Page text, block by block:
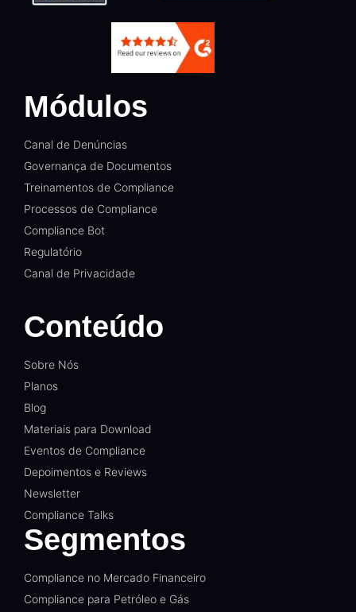
Módulos
Canal de Denúncias
Governança de Documentos
Treinamentos de Compliance
Processos de Compliance
Compliance Bot
Regulatório
Canal de Privacidade
Conteúdo
Sobre Nós
Planos
Blog
Materiais para Download
Eventos de Compliance
Depoimentos e Reviews
Newsletter
Compliance Talks
Segmentos
Compliance no Mercado Financeiro
Compliance para Petróleo e Gás